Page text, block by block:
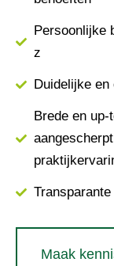
Persoonlijke
z
Duidelijke
Brede en
Maak